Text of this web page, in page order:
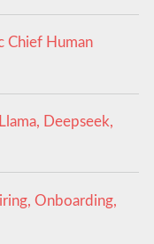
Chief Human
Deepseek,
Onboarding,